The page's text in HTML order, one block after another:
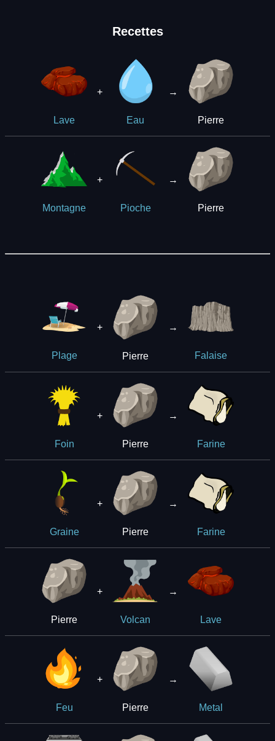
Recettes
Lave
+
Eau
→
Pierre
Montagne
+
Pioche
→
Pierre
Plage
+
Pierre
→
Falaise
Foin
+
Pierre
→
Farine
Graine
+
Pierre
→
Farine
Pierre
+
Volcan
→
Lave
Feu
+
Pierre
→
Metal